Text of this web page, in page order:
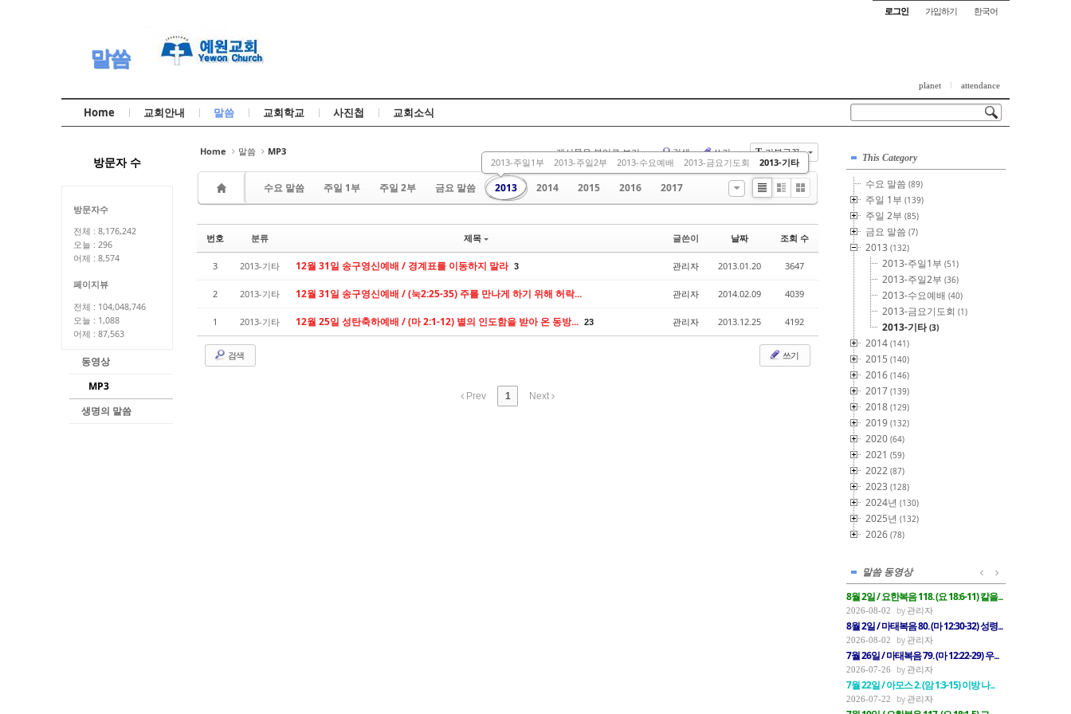
로그인 가입하기 한국어
말씀
planet attendance
Home 교회안내 말씀 교회학교 사진첩 교회소식
방문자 수
방문자수
전체 : 8,176,242
오늘 : 296
어제 : 8,574
페이지뷰
전체 : 104,048,746
오늘 : 1,088
어제 : 87,563
동영상
MP3
생명의 말씀
Home 말씀 MP3 T 기본글꼴
게시물을 뷰어로 보기 검색 쓰기
수요 말씀 주일 1부 주일 2부 금요 말씀 2013
2013-주일1부 2013-주일2부 2013-수요예배 2013-금요기도회 2013-기타
2014 2015 2016
2017
ListZineGallery
번호 분류 제목 글쓴이 날짜 조회 수
3 2013-기타 12월 31일 송구영신예배 / 경계표를 이동하지 말라 3 관리자 2013.01.20 3647
2 2013-기타 12월 31일 송구영신예배 / (눅2:25-35) 주를 만나게 하기 위해 허락... 관리자 2014.02.09 4039
1 2013-기타 12월 25일 성탄축하예배 / (마 2:1-12) 별의 인도함을 받아 온 동방... 23 관리자 2013.12.25 4192
검색 쓰기
Prev 1 Next
This Category
수요 말씀 (89)
주일 1부 (139)
주일 2부 (85)
금요 말씀 (7)
2013 (132)
2013-주일1부 (51)
2013-주일2부 (36)
2013-수요예배 (40)
2013-금요기도회 (1)
2013-기타(3)
2014 (141)
2015 (140)
2016 (146)
2017 (139)
2018 (129)
2019 (132)
2020 (64)
2021 (59)
2022 (87)
2023 (128)
2024년 (130)
2025년 (132)
2026 (78)
말씀 동영상
8월 2일 / 요한복음 118. (요 18:6-11) 칼을...
2026-08-02 관리자
8월 2일 / 마태복음 80. (마 12:30-32) 성령...
2026-08-02 관리자
7월 26일 / 마태복음 79. (마 12:22-29) 우...
2026-07-26 관리자
7월 22일 / 아모스 2. (암 1:3-15) 이방 나...
2026-07-22 관리자
Sketchbook5, 스케치북5
Sketchbook5, 스케치북5
Sketchbook5, 스케치북5
Sketchbook5, 스케치북5